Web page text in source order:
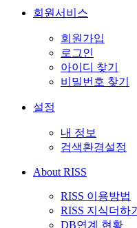
회원서비스
회원가입
로그인
아이디 찾기
비밀번호 찾기
설정
내 정보
검색환경설정
About RISS
RISS 이용방법
RISS 지식더하기
DB연계 현황